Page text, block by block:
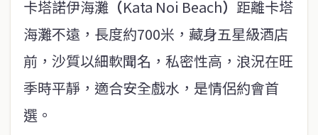
卡塔諾伊海灘 （Kata Noi Beach） 距離卡塔
海灘不遠，長度約700米，藏身五星級酒店
前，沙質以細軟聞名，私密性高，浪況在旺
季時平靜，適合安全戲水，是情侶約會首
選。